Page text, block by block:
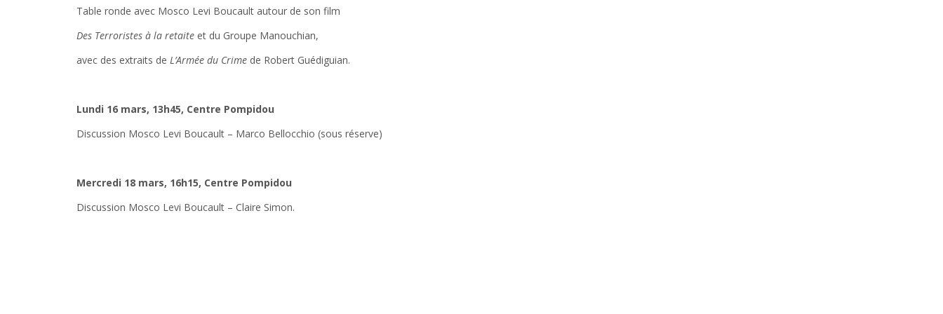
Table ronde avec Mosco Levi Boucault autour de son film
Des Terroristes à la retaite et du Groupe Manouchian,
avec des extraits de L’Armée du Crime de Robert Guédiguian.
Lundi 16 mars, 13h45, Centre Pompidou
Discussion Mosco Levi Boucault – Marco Bellocchio (sous réserve)
Mercredi 18 mars, 16h15, Centre Pompidou
Discussion Mosco Levi Boucault – Claire Simon.